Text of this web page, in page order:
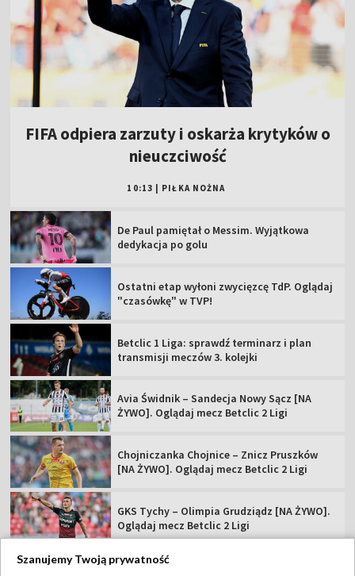
FIFA odpiera zarzuty i oskarża krytyków o
nieuczciwość
10:13 PIŁKA NOŻNA
De Paul pamiętał o Messim. Wyjątkowa
dedykacja po golu
Ostatni etap wyłoni zwycięzcę TdP. Oglądaj
"czasówkę" w TVP!
Betclic 1 Liga: sprawdź terminarz i plan
transmisji meczów 3. kolejki
Avia Świdnik – Sandecja Nowy Sącz [NA
ŻYWO]. Oglądaj mecz Betclic 2 Ligi
Chojniczanka Chojnice – Znicz Pruszków
[NA ŻYWO]. Oglądaj mecz Betclic 2 Ligi
GKS Tychy – Olimpia Grudziądz [NA ŻYWO].
Oglądaj mecz Betclic 2 Ligi
Szanujemy Twoją prywatność